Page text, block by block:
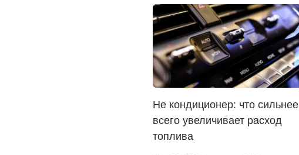
Не кондиционер: что сильнее
всего увеличивает расход
топлива